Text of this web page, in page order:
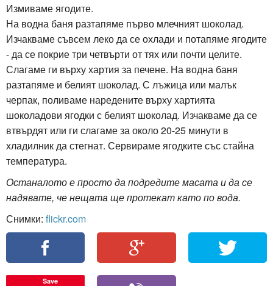
Измиваме ягодите.
На водна баня разтапяме първо млечният шоколад.
Изчакваме съвсем леко да се охлади и потапяме ягодите
- да се покрие три четвърти от тях или почти целите.
Слагаме ги върху хартия за печене. На водна баня
разтапяме и белият шоколад. С лъжица или малък
черпак, поливаме наредените върху хартията
шоколадови ягодки с белият шоколад. Изчакваме да се
втвърдят или ги слагаме за около 20-25 минути в
хладилник да стегнат. Сервираме ягодките със стайна
температура.
Останалото е просто да подредите масата и да се
надявате, че нещата ще протекат като по вода.
Снимки: flickr.com
Save